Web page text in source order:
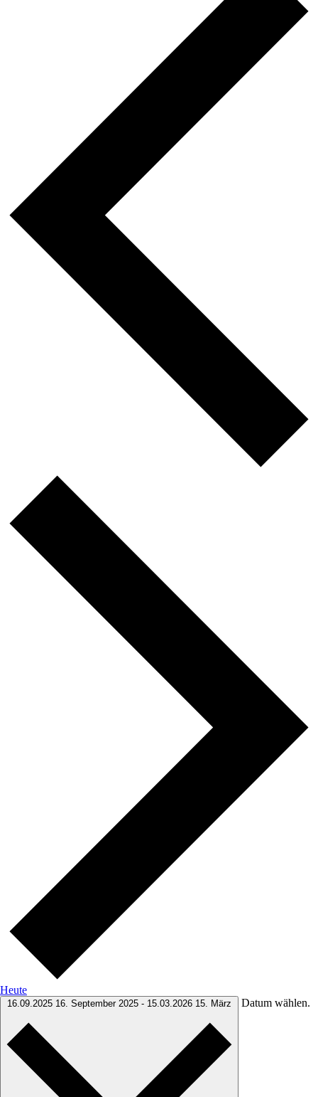
Heute
16.09.2025 16. September 2025 - 15.03.2026 15. März Datum wählen.